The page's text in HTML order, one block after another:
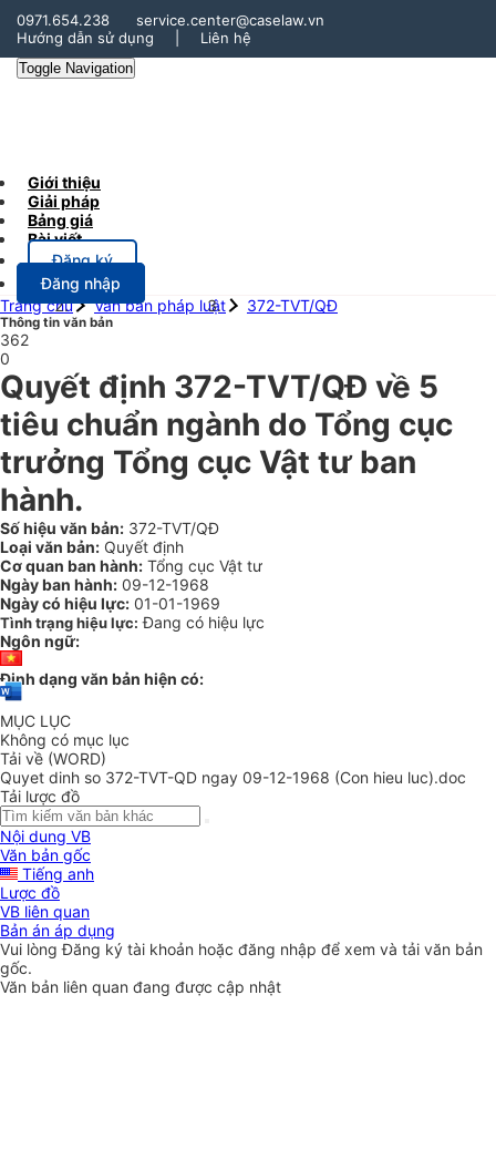
0971.654.238
service.center@caselaw.vn
Hướng dẫn sử dụng
Liên hệ
Toggle Navigation
Giới thiệu
Giải pháp
Bảng giá
Bài viết
Đăng ký
Đăng nhập
Trang chủ
Văn bản pháp luật 372-TVT/QĐ
Thông tin văn bản
362
0
Quyết định 372-TVT/QĐ về 5
tiêu chuẩn ngành do Tổng cục
trưởng Tổng cục Vật tư ban
hành.
Số hiệu văn bản: 372-TVT/QĐ
Loại văn bản: Quyết định
Cơ quan ban hành: Tổng cục Vật tư
Ngày ban hành: 09-12-1968
Ngày có hiệu lực: 01-01-1969
Tình trạng hiệu lực: Đang có hiệu lực
Ngôn ngữ:
Định dạng văn bản hiện có:
MỤC LỤC
Không có mục lục
Tải về (WORD)
Quyet dinh so 372-TVT-QD ngay 09-12-1968 (Con hieu luc).doc
Tải lược đồ
Nội dung VB
Văn bản gốc
Tiếng anh
Lược đồ
VB liên quan
Bản án áp dụng
Vui lòngĐăng ký tài khoản hoặc đăng nhập để xem và tải văn bản
gốc.
Văn bản liên quan đang được cập nhật